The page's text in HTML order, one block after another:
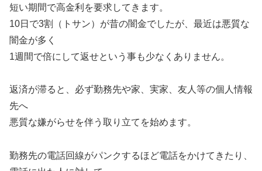
短い期間で高金利を要求してきます。
10日で3割（トサン）が昔の闇金でしたが、最近は悪質な
闇金が多く
1週間で倍にして返せという事も少なくありません。
返済が滞ると、必ず勤務先や家、実家、友人等の個人情報
先へ
悪質な嫌がらせを伴う取り立てを始めます。
勤務先の電話回線がパンクするほど電話をかけてきたり、